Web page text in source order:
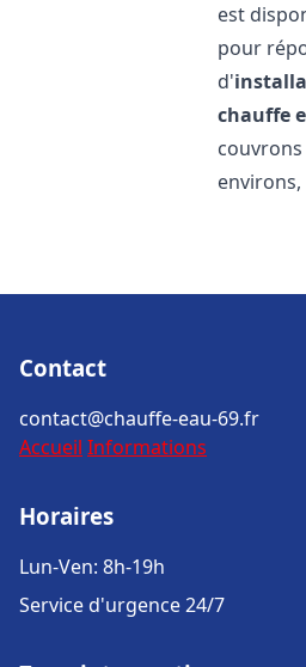
est
pour
d'
chauffe
Contact
contact@chauffe-eau-69.fr
Accueil Informations
Horaires
Lun-Ven: 8h-19h
Service d'urgence 24/7